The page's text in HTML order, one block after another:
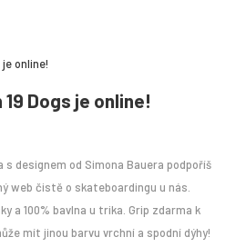
Dogs je online!
s designem od Simona Bauera podpoříš
web čistě o skateboardingu u nás.
a 100% bavlna u trika. Grip zdarma k
mít jinou barvu vrchní a spodní dýhy!